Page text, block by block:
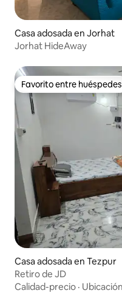
Casa adosada en Jorhat
Jorhat HideAway
Favorito entre huéspedes
Favorito entre huéspedes
Casa adosada en Tezpur
Retiro de JD
Calidad-precio · Ubicación